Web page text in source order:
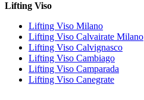
Lifting Viso
Lifting Viso Milano
Lifting Viso Calvairate Milano
Lifting Viso Calvignasco
Lifting Viso Cambiago
Lifting Viso Camparada
Lifting Viso Canegrate